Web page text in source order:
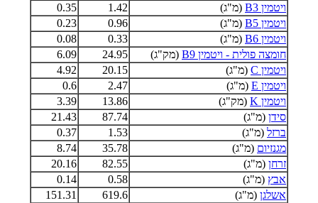
ויטמין B3
(מ"ג) 1.42
0.35
ויטמין B5
(מ"ג) 0.96
0.23
ויטמין B6
(מ"ג) 0.33
0.08
חומצה פולית - ויטמין B9
(מק"ג) 24.95
6.09
ויטמין C
(מ"ג) 20.15
4.92
ויטמין E
(מ"ג) 2.47
0.6
ויטמין K
(מק"ג) 13.86
3.39
סידן (מ"ג) 87.74
21.43
ברזל (מ"ג) 1.53
0.37
מגנזיום (מ"ג) 35.78
8.74
זרחן (מ"ג) 82.55
20.16
אבץ (מ"ג) 0.58
0.14
אשלגן (מ"ג) 619.6
151.31